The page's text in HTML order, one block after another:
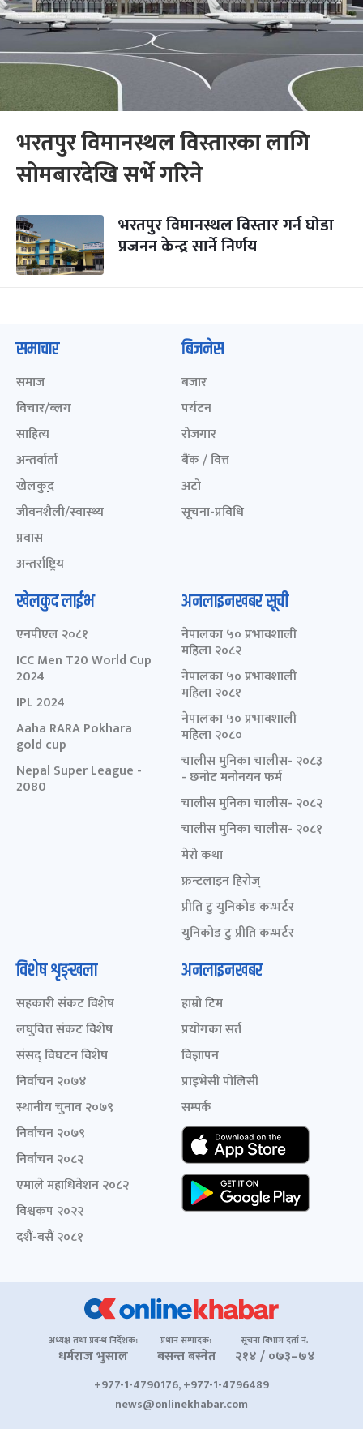
भरतपुर विमानस्थल विस्तारका लागि
सोमबारदेखि सर्भे गरिने
भरतपुर विमानस्थल विस्तार गर्न घोडा
प्रजनन केन्द्र सार्ने निर्णय
समाचार
समाज
विचार/ब्लग
साहित्य
अन्तर्वार्ता
खेलकुद़़
जीवनशैली/स्वास्थ्य
प्रवास
अन्तर्राष्ट्रिय
बिजनेस
बजार
पर्यटन
रोजगार
बैंक / वित्त
अटो
सूचना-प्रविधि
खेलकुद लाईभ
एनपीएल २०८१
ICC Men T20 World Cup
2024
IPL 2024
Aaha RARA Pokhara
gold cup
Nepal Super League -
2080
अनलाइनखबर सूची
नेपालका ५० प्रभावशाली
महिला २०८२
नेपालका ५० प्रभावशाली
महिला २०८१
नेपालका ५० प्रभावशाली
महिला २०८०
चालीस मुनिका चालीस- २०८३
- छनोट मनोनयन फर्म
चालीस मुनिका चालीस- २०८२
चालीस मुनिका चालीस- २०८१
मेरो कथा
फ्रन्टलाइन हिरोज्
प्रीति टु युनिकोड कन्भर्टर
युनिकोड टु प्रीति कन्भर्टर
विशेष शृङ्खला
सहकारी संकट विशेष
लघुवित्त संकट विशेष
संसद् विघटन विशेष
निर्वाचन २०७४
स्थानीय चुनाव २०७९
निर्वाचन २०७९
निर्वाचन २०८२
एमाले महाधिवेशन २०८२
विश्वकप २०२२
दशैं-बसैं २०८१
अनलाइनखबर
हाम्रो टिम
प्रयोगका सर्त
विज्ञापन
प्राइभेसी पोलिसी
सम्पर्क
अध्यक्ष तथा प्रबन्ध निर्देशक:
धर्मराज भुसाल
प्रधान सम्पादक:
बसन्त बस्नेत
सूचना विभाग दर्ता नं.
२१४ / ०७३–७४
+977-1-4790176, +977-1-4796489
news@onlinekhabar.com